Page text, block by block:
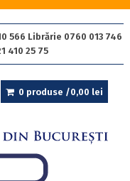
566 Librărie 0760 013 746
410 25 75
0 produse /0,00 lei